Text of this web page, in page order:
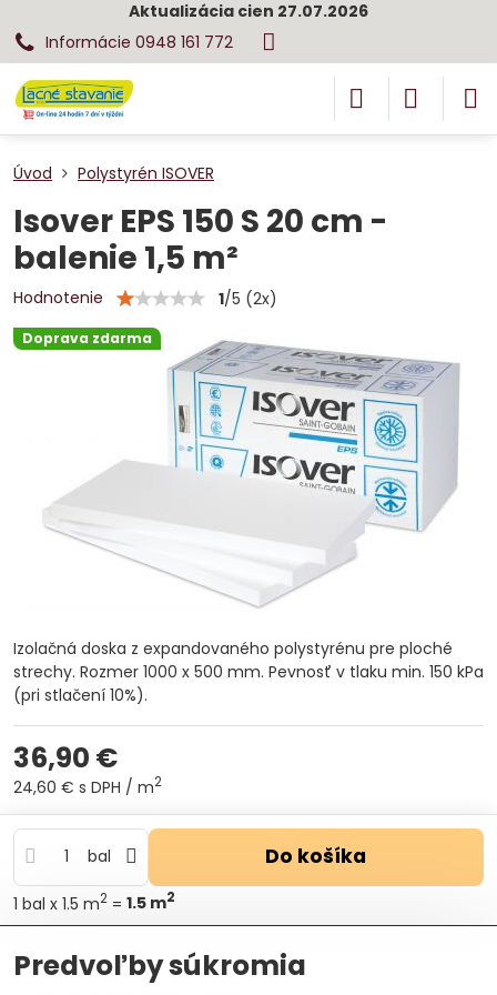
Aktualizácia cien 27.07.2026
Informácie 0948 161 772
Doprava zdarma
Úvod Polystyrén ISOVER
Isover EPS 150 S 20 cm -
balenie 1,5 m²
Hodnotenie 1/5 (2x)
Izolačná doska z expandovaného polystyrénu pre ploché
strechy. Rozmer 1000 x 500 mm. Pevnosť v tlaku min. 150 kPa
(pri stlačení 10%).
36,90 €
24,60 € s DPH / m2
bal Do košíka
1 bal x 1.5 m2 = 1.5 m2
Otázka k produktu
Doručenia
Predvoľby súkromia